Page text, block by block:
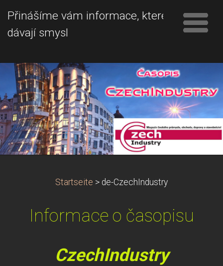
Přinášíme vám informace, které
dávají smysl
Startseite > de-CzechIndustry
Informace o časopisu
CzechIndustry